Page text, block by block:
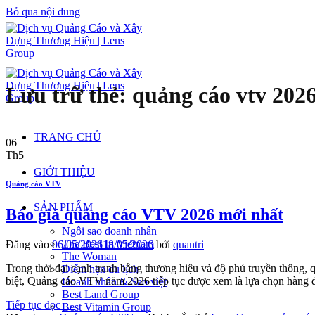
Bỏ qua nội dung
TRANG CHỦ
GIỚI THIỆU
SẢN PHẨM
Ngôi sao doanh nhân
The Best In Vietnam
The Woman
Điểm hẹn du lịch
Doanh nhân & Sao việt
Best Land Group
Best Vitamin Group
Lưu trữ thẻ: quảng cáo vtv
06
Th5
Quảng cáo VTV
Báo giá quảng cáo VTV 2026 mới nhất
Đăng vào06/05/202618/05/2026 bởi quantri
Trong thời đại cạnh tranh bằng thương hiệu và độ phủ truyền
biệt, Quảng cáo VTV năm 2026 tiếp tục được xem là lựa chọn
Tiếp tục đọc→